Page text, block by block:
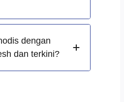
dengan
dan terkini?